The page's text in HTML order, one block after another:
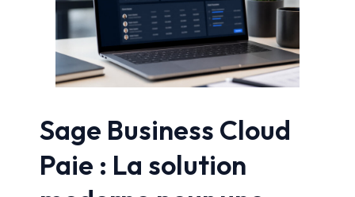
Sage Business Cloud
Paie : La solution